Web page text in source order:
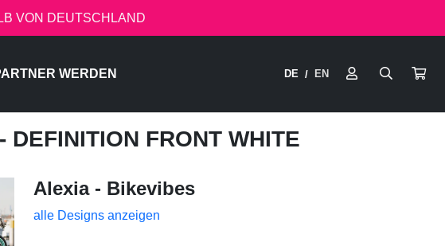
VON DEUTSCHLAND
WERDEN DE / EN
FRONT WHITE
Alexia - Bikevibes
alle Designs anzeigen